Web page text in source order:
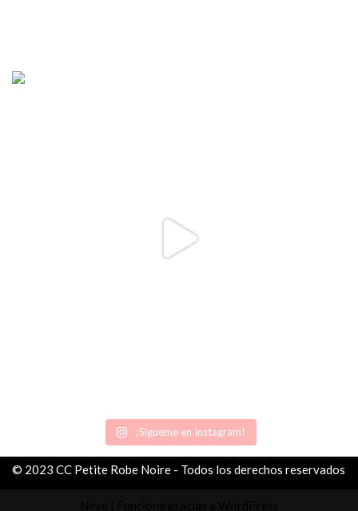
¡Sígueme en Instagram!
© 2023 CC Petite Robe Noire - Todos los derechos reservados